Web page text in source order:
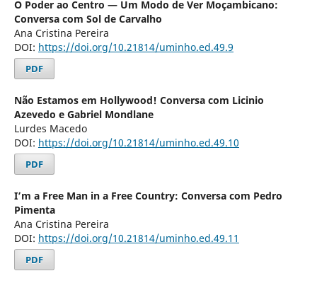
O Poder ao Centro — Um Modo de Ver Moçambicano:
Conversa com Sol de Carvalho
Ana Cristina Pereira
DOI: https://doi.org/10.21814/uminho.ed.49.9
PDF
Não Estamos em Hollywood! Conversa com Licinio
Azevedo e Gabriel Mondlane
Lurdes Macedo
DOI: https://doi.org/10.21814/uminho.ed.49.10
PDF
I’m a Free Man in a Free Country: Conversa com Pedro
Pimenta
Ana Cristina Pereira
DOI: https://doi.org/10.21814/uminho.ed.49.11
PDF